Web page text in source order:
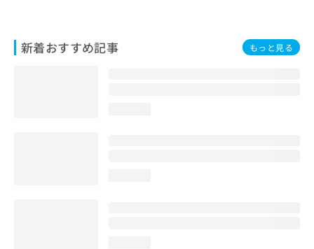
新着おすすめ記事 もっと見る
合